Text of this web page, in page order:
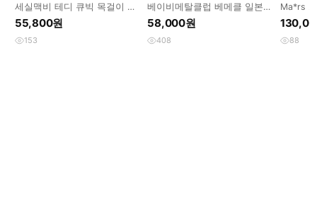
세실맥비 테디 큐빅 목걸이 갸
루 y2k 헤이세이
55,800원
153
베이비메탈클럽 베메클 일본팝
업 한정 십자가 큐빅 목걸이 오
네갸루
58,000원
408
Ma*rs
팔찌 히
이 골드
88